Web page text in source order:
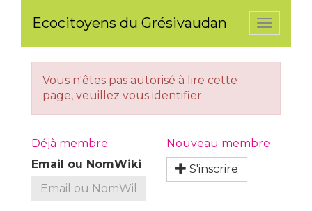
Toggle
Ecocitoyens du Grésivaudan
Vous n'êtes pas autorisé à lire cette
page, veuillez vous identifier.
Déjà membre
Email ou NomWiki
Nouveau membre
S'inscrire